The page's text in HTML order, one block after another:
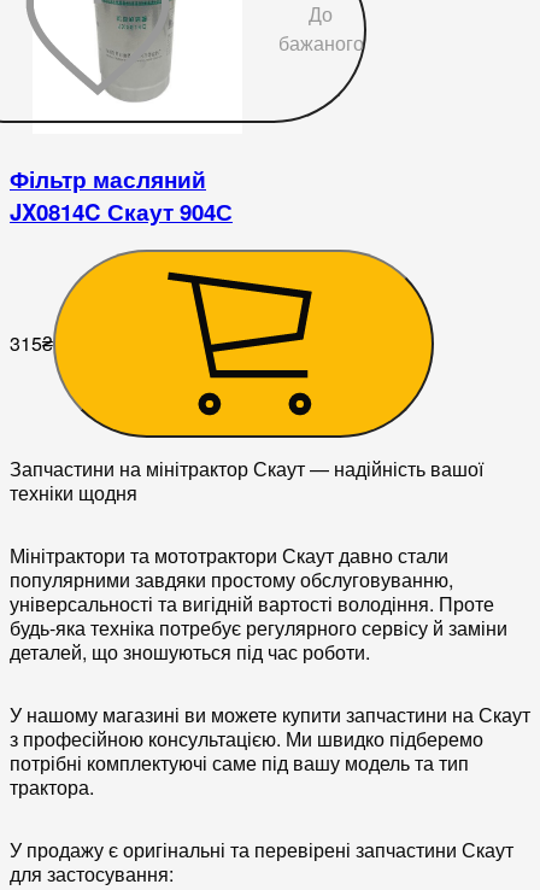
До
бажаного
Фільтр масляний
JX0814C Скаут 904С
315₴
Запчастини на мінітрактор Скаут — надійність вашої
техніки щодня
Мінітрактори та мототрактори Скаутдавно стали
популярними завдяки простому обслуговуванню,
універсальності та вигідній вартості володіння. Проте
будь-яка техніка потребує регулярного сервісу й заміни
деталей, що зношуються під час роботи.
У нашому магазині ви можете купити запчастини на Скаут
з професійною консультацією. Ми швидко підберемо
потрібні комплектуючі саме під вашу модель та тип
трактора.
У продажу єоригінальні та перевірені запчастини Скаут
для застосування: